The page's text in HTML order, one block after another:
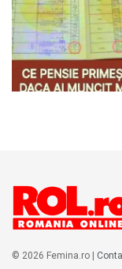
© 2026 Femina.ro |